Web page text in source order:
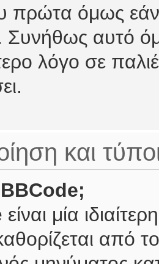
πρώτα όμως εάν
Συνήθως αυτό
λόγο σε
και
BBCode;
μία
από